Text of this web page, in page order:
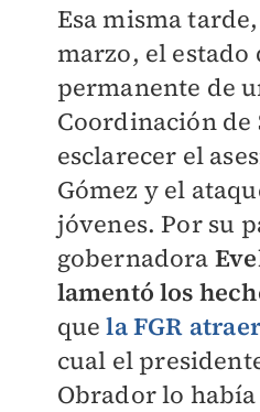
Esa misma
marzo, el estado
permanente de
Coordinación de
esclarecer el
Gómez y el
jóvenes. Por su
gobernadora
lamentó los
quela FGR
cual el
Obrador lo